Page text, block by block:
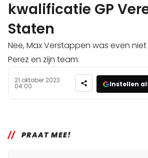
kwalificatie GP
Staten
Nee, Max Verstappen was even
Perez en zijn team.
21 oktober 2023
04:00 Instellen
PRAAT MEE!